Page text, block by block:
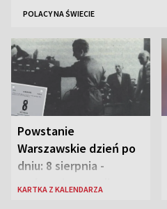
POLACY NA ŚWIECIE
Powstanie
Warszawskie dzień po
dniu: 8 sierpnia -
rozbrzmiewa radio
KARTKA Z KALENDARZA